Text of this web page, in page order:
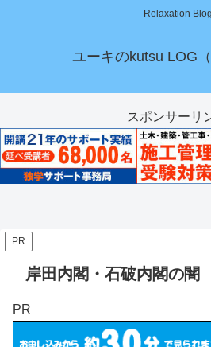
Relaxation Blog
ユーキのkutsu LOG（
スポンサーリ
PR
岸田内閣・石破内閣の闇
PR